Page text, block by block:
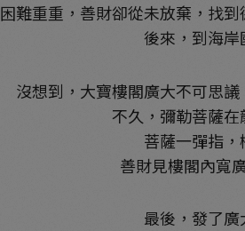
難重重，善財卻從未放棄，找
後來，到海岸
沒想到，大寶樓閣廣大不可思
不久，彌勒菩薩
菩薩一彈指
善財見樓閣內寬
最後，發了